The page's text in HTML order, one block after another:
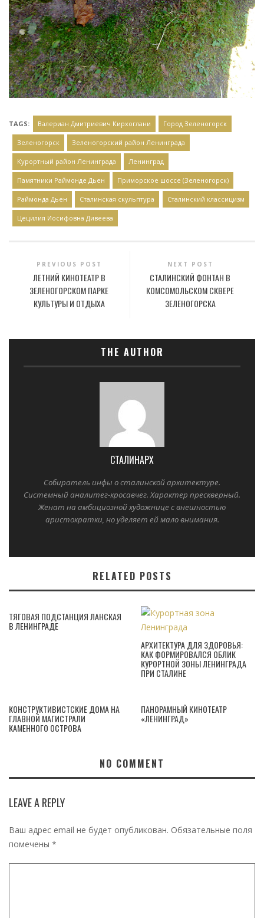
TAGS: Валериан Дмитриевич Кирхоглани Город Зеленогорск
Зеленогорск Зеленогорский район Ленинграда
Курортный район Ленинграда Ленинград
Памятники Раймонде Дьен Приморское шоссе (Зеленогорск)
Раймонда Дьен Сталинская скульптура Сталинский классицизм
Цецилия Иосифовна Дивеева
PREVIOUS POST
ЛЕТНИЙ КИНОТЕАТР В
ЗЕЛЕНОГОРСКОМ ПАРКЕ
КУЛЬТУРЫ И ОТДЫХА
NEXT POST
СТАЛИНСКИЙ ФОНТАН В
КОМСОМОЛЬСКОМ СКВЕРЕ
ЗЕЛЕНОГОРСКА
THE AUTHOR
СТАЛИНАРХ
Собиратель инфы о сталинской архитектуре.
Системный аналитег-кросавчег. Характер прескверный.
Женат на амбициозной художнице с внешностью
аристократки, но уделяет ей мало внимания.
RELATED POSTS
ТЯГОВАЯ ПОДСТАНЦИЯ ЛАНСКАЯ
В ЛЕНИНГРАДЕ
АРХИТЕКТУРА ДЛЯ ЗДОРОВЬЯ:
КАК ФОРМИРОВАЛСЯ ОБЛИК
КУРОРТНОЙ ЗОНЫ ЛЕНИНГРАДА
ПРИ СТАЛИНЕ
КОНСТРУКТИВИСТСКИЕ ДОМА НА
ГЛАВНОЙ МАГИСТРАЛИ
КАМЕННОГО ОСТРОВА
ПАНОРАМНЫЙ КИНОТЕАТР
«ЛЕНИНГРАД»
NO COMMENT
LEAVE A REPLY
Ваш адрес email не будет опубликован. Обязательные поля
помечены *